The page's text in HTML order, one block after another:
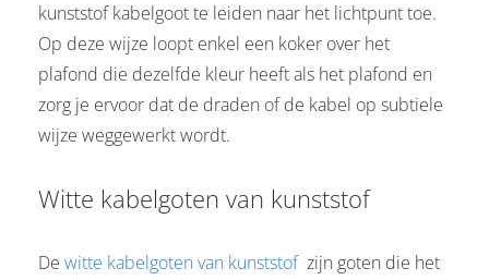
kunststof kabelgoot te leiden naar het lichtpunt toe.
Op deze wijze loopt enkel een koker over het
plafond die dezelfde kleur heeft als het plafond en
zorg je ervoor dat de draden of de kabel op subtiele
wijze weggewerkt wordt.
Witte kabelgoten van kunststof
De witte kabelgoten van kunststof zijn goten die het